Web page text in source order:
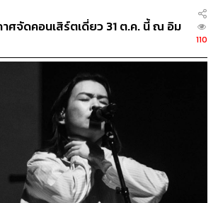
าศจัดคอนเสิร์ตเดี่ยว 31 ต.ค. นี้ ณ อิม
110